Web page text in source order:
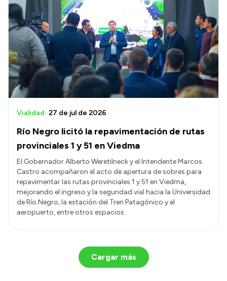
Río Negro licitó la repavimentación de rutas
provinciales 1 y 51 en Viedma
Vialidad 27 de jul de 2026
El Gobernador Alberto Weretilneck y el Intendente Marcos
Castro acompañaron el acto de apertura de sobres para
repavimentar las rutas provinciales 1 y 51 en Viedma,
mejorando el ingreso y la seguridad vial hacia la Universidad
de Río Negro, la estación del Tren Patagónico y el
aeropuerto, entre otros espacios.
Cargar más